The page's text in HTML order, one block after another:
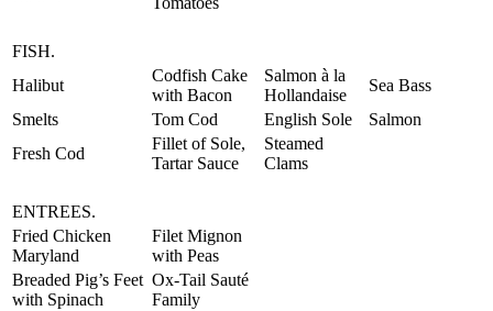
FISH.
Halibut
Codfish Cake
with Bacon
Salmon à la
Hollandaise
Sea Bass
Smelts
Tom Cod English Sole
Salmon
Fresh Cod
Fillet of Sole,
Tartar Sauce
Steamed
Clams
ENTREES.
Fried Chicken
Maryland
Filet Mignon
with Peas
Breaded Pig’s Feet
with Spinach
Ox-Tail Sauté
Family